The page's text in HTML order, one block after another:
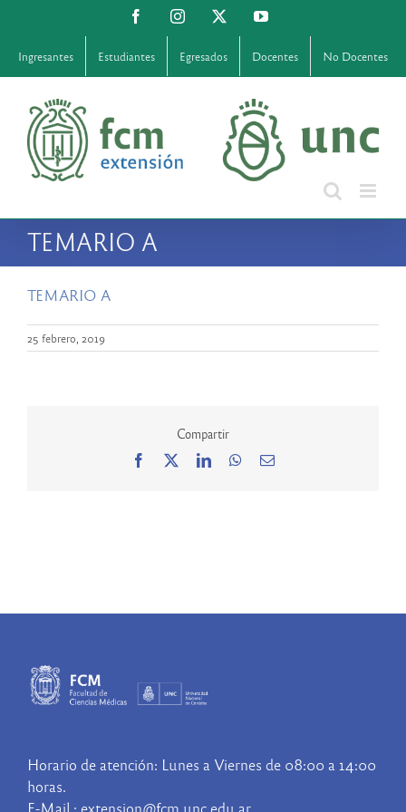
contenido
FacebookInstagram YouTube
Ingresantes Estudiantes Egresados Docentes No Docentes
TEMARIO A
TEMARIO A
25 febrero, 2019
Compartir
Facebook LinkedInWhatsApp
Correo
Horario de atención: Lunes a Viernes de 08:00 a 14:00
horas.
E-Mail : extension@fcm.unc.edu.ar